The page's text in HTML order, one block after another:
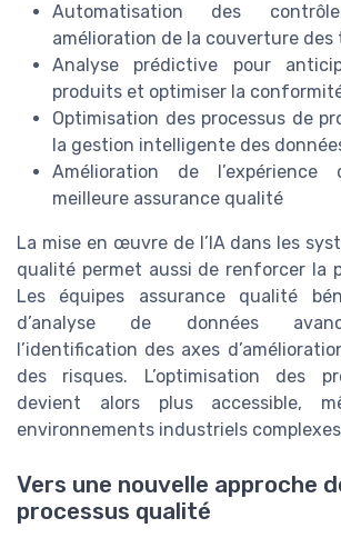
Automatisation des
amélioration de la couverture des
Analyse prédictive pour
produits et optimiser la
Optimisation des processus de
la gestion intelligente des
Amélioration de
meilleure assurance qualité
La mise en œuvre de l’IA dans les
qualité permet aussi de renforcer la
Les équipes assurance qualité
d’analyse de données
l’identification des axes
des risques. L’optimisation des
devient alors plus accessible,
environnements industriels
Vers une nouvelle approche
processus qualité